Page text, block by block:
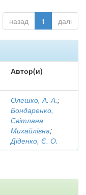
назад 1 далі
Автор(и)
Олешко, А. А.;
Бондаренко,
Світлана
Михайлівна;
Діденко, Є. О.